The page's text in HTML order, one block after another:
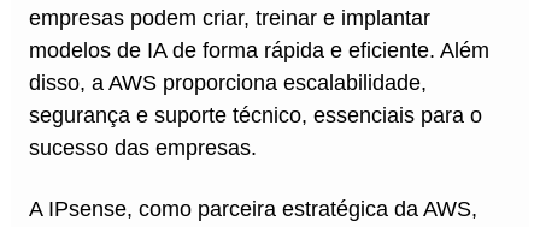
empresas podem criar, treinar e implantar
modelos de IA de forma rápida e eficiente. Além
disso, a AWS proporciona escalabilidade,
segurança e suporte técnico, essenciais para o
sucesso das empresas.
A IPsense, como parceira estratégica da AWS,